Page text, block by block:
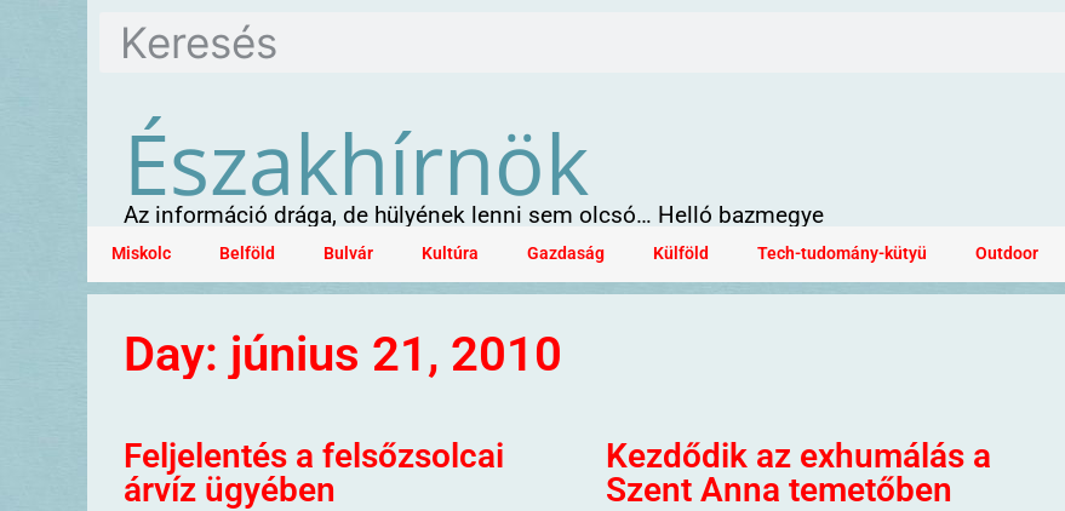
Északhírnök
Az információ drága, de hülyének lenni sem olcsó… Helló bazmegye
Miskolc Belföld Bulvár Kultúra Gazdaság Külföld Tech-tudomány-kütyü Outdoor
Day: június 21, 2010
Feljelentés a felsőzsolcai
árvíz ügyében
Kezdődik az exhumálás a
Szent Anna temetőben